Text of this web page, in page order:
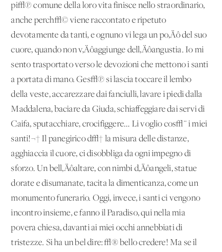
pi√π comune della loro vita finisce nello straordinario,
anche perch√© viene raccontato e ripetuto
devotamente da tanti, e ognuno vi lega un po‚Äô del suo
cuore, quando non v‚Äôaggiunge dell‚Äôangustia. Io mi
sento trasportato verso le devozioni che mettono i santi
a portata di mano. Ges√π si lascia toccare il lembo
della veste, accarezzare dai fanciulli, lavare i piedi dalla
Maddalena, baciare da Giuda, schiaffeggiare dai servi di
Caifa, sputacchiare, crocifiggere... Li voglio cos√¨ i miei
santi!¬† Il panegirico d√† la misura delle distanze,
agghiaccia il cuore, ci disobbliga da ogni impegno di
sforzo. Un bell‚Äôaltare, con nimbi d‚Äôangeli, statue
dorate e disumanate, tacita la dimenticanza, come un
monumento funerario. Oggi, invece, i santi ci vengono
incontro insieme, e fanno il Paradiso, qui nella mia
povera chiesa, davanti ai miei occhi annebbiati di
tristezze. Si ha un bel dire: √® bello credere! Ma se il